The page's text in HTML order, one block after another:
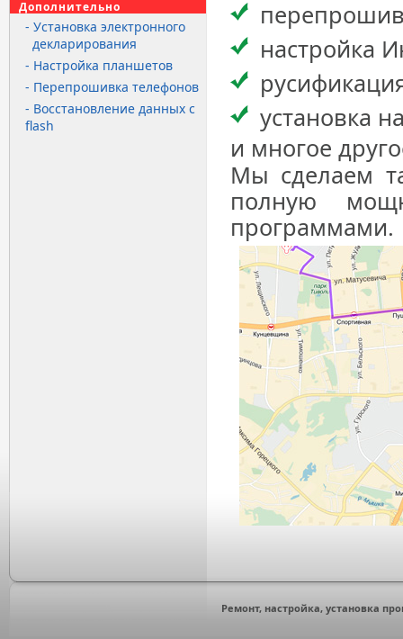
Дополнительно
- Установка электронного
декларирования
- Настройка планшетов
- Перепрошивка телефонов
- Восстановление данных с
flash
настройка
установка
и многое
Мы сделаем
полную
программами.
Ремонт, настройка, установка